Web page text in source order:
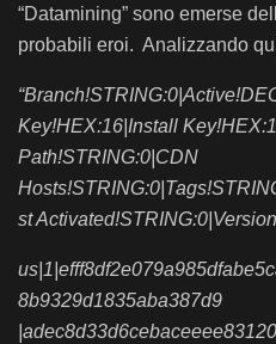
“Datamining” sono emerse
probabili eroi. Analizzando
Key!HEX:16|Install
Path!STRING:0|CDN
st
8b9329d1835aba387d9